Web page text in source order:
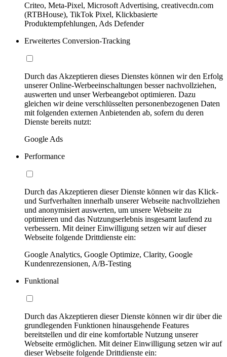
Criteo, Meta-Pixel, Microsoft Advertising, creativecdn.com
(RTBHouse), TikTok Pixel, Klickbasierte
Produktempfehlungen, Ads Defender
Erweitertes Conversion-Tracking
Durch das Akzeptieren dieses Dienstes können wir den Erfolg
unserer Online-Werbeeinschaltungen besser nachvollziehen,
auswerten und unser Werbeangebot optimieren. Dazu
gleichen wir deine verschlüsselten personenbezogenen Daten
mit folgenden externen Anbietenden ab, sofern du deren
Dienste bereits nutzt:
Google Ads
Performance
Durch das Akzeptieren dieser Dienste können wir das Klick-
und Surfverhalten innerhalb unserer Webseite nachvollziehen
und anonymisiert auswerten, um unsere Webseite zu
optimieren und das Nutzungserlebnis insgesamt laufend zu
verbessern. Mit deiner Einwilligung setzen wir auf dieser
Webseite folgende Drittdienste ein:
Google Analytics, Google Optimize, Clarity, Google
Kundenrezensionen, A/B-Testing
Funktional
Durch das Akzeptieren dieser Dienste können wir dir über die
grundlegenden Funktionen hinausgehende Features
bereitstellen und dir eine komfortable Nutzung unserer
Webseite ermöglichen. Mit deiner Einwilligung setzen wir auf
dieser Webseite folgende Drittdienste ein: